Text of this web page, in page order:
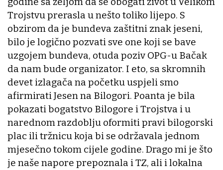
Trojstvu prerasla u nešto toliko lijepo. S
obzirom da je bundeva zaštitni znak jeseni,
bilo je logično pozvati sve one koji se bave
uzgojem bundeva, otuda poziv OPG-u Bačak
da nam bude organizator. I eto, sa skromnih
devet izlagača na početku uspjeli smo
afirmirati Jesen na Bilogori. Poanta je bila
pokazati bogatstvo Bilogore i Trojstva i u
narednom razdoblju oformiti pravi bilogorski
plac ili tržnicu koja bi se održavala jednom
mjesečno tokom cijele godine. Drago mi je što
je naše napore prepoznala i TZ, ali i lokalna